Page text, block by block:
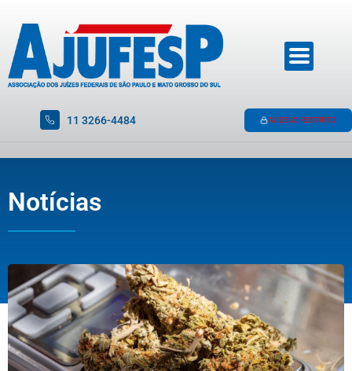
11 3266-4484 ACESSO RESTRITO
Notícias